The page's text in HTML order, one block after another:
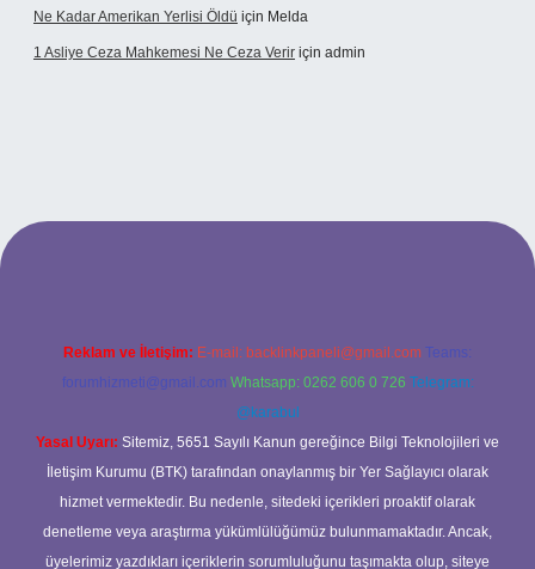
Ne Kadar Amerikan Yerlisi Öldü için Melda
1 Asliye Ceza Mahkemesi Ne Ceza Verir için admin
Reklam ve İletişim: E-mail: backlinkpaneli@gmail.com Teams:
forumhizmeti@gmail.com Whatsapp: 0262 606 0 726 Telegram:
@karabul
Yasal Uyarı: Sitemiz, 5651 Sayılı Kanun gereğince Bilgi Teknolojileri ve
İletişim Kurumu (BTK) tarafından onaylanmış bir Yer Sağlayıcı olarak
hizmet vermektedir. Bu nedenle, sitedeki içerikleri proaktif olarak
denetleme veya araştırma yükümlülüğümüz bulunmamaktadır. Ancak,
üyelerimiz yazdıkları içeriklerin sorumluluğunu taşımakta olup, siteye